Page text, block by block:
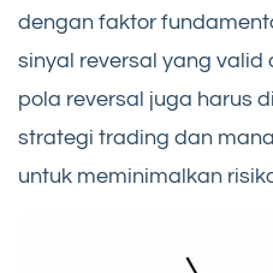
dengan faktor
sinyal reversal yang
pola reversal juga harus
strategi trading dan
untuk meminimalkan